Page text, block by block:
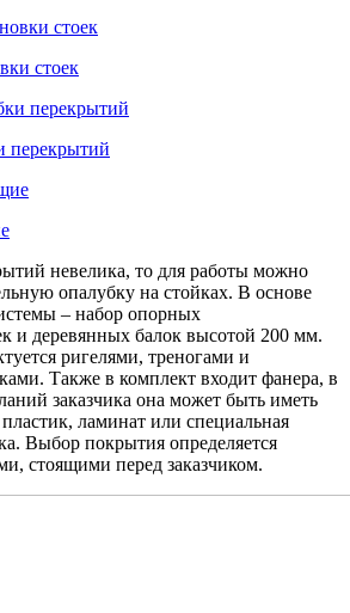
стоек
перекрытий
невелика, то для работы можно
опалубку на стойках. В основе
– набор опорных
и деревянных балок высотой 200 мм.
ригелями, треногами и
Также в комплект входит фанера, в
заказчика она может быть иметь
ламинат или специальная
Выбор покрытия определяется
стоящими перед заказчиком.